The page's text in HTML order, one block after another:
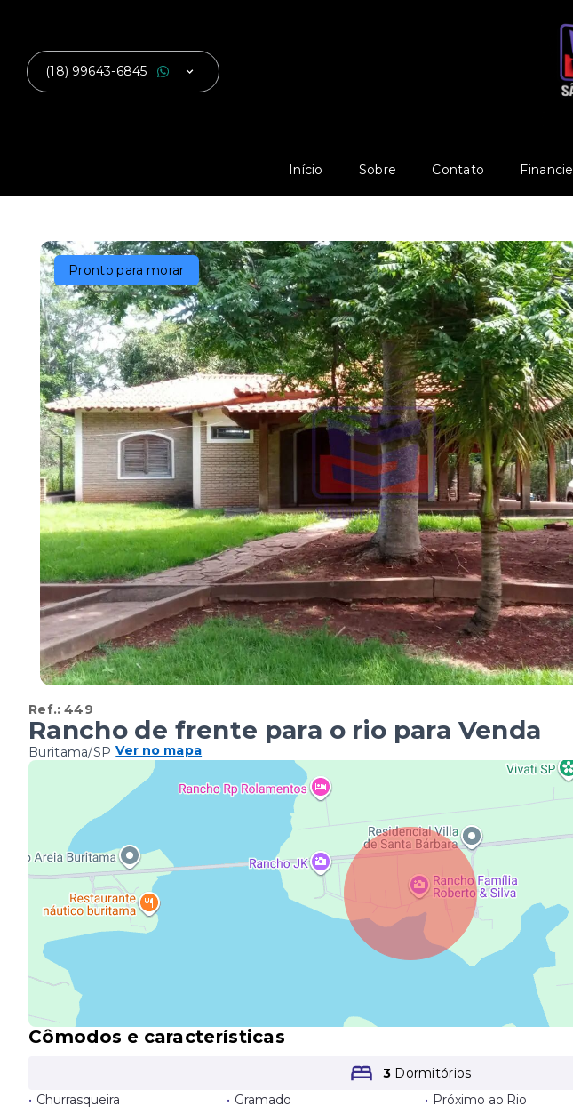
(18) 99643-6845
Início Sobre Contato Financie
Pronto para morar
Ref.:449
Rancho de frente para o rio para Venda
Buritama/SP Ver no mapa
Cômodos e características
3 Dormitórios
• Churrasqueira • Gramado • Próximo ao Rio